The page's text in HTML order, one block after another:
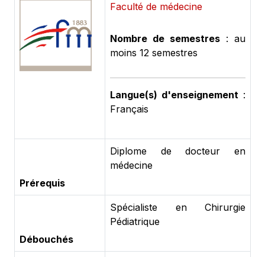
Faculté de médecine
Nombre de semestres : au
moins 12 semestres
Langue(s) d'enseignement :
Français
Prérequis
Diplome de docteur en
médecine
Débouchés
Spécialiste en Chirurgie
Pédiatrique